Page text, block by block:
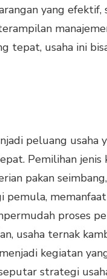
yang
tepat, usaha ini
peluang usaha
Pemilihan jenis
pakan
pemula,
proses
usaha ternak
kegiatan
strategi